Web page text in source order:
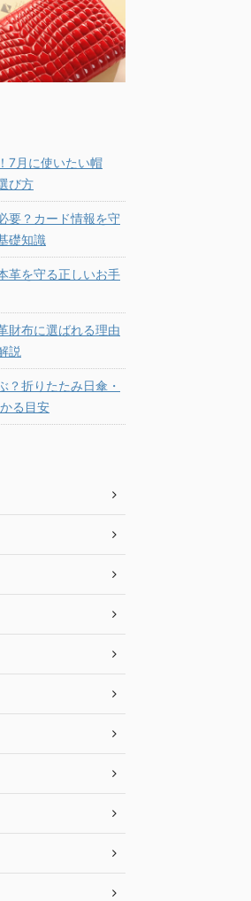
7月に使いたい帽
び方
要？カード情報を守
礎知識
革を守る正しいお手
財布に選ばれる理由
説
？折りたたみ日傘・
る目安